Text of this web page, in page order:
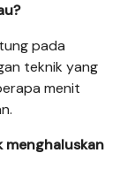
pada
teknik yang
menit
menghaluskan